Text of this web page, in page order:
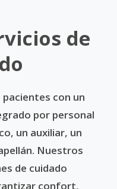
de
pacientes con un
por personal
un auxiliar, un
Nuestros
de cuidado
confort,